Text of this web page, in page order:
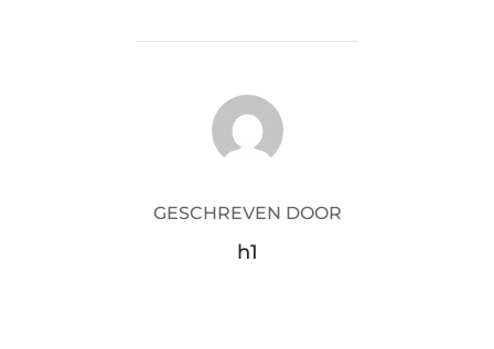
BERICHTAUTEUR
GESCHREVEN DOOR
h1